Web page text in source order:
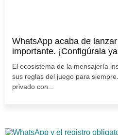
WhatsApp acaba de
importante. ¡Configúrala
El ecosistema de la mensajería
sus reglas del juego para
privado con...